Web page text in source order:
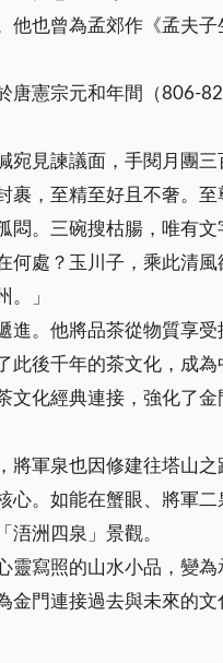
也曾為孟郊作《孟夫
憲宗元和年間（806-
見諫議面，手閱月團
，至精至好且不奢。
。三碗搜枯腸，唯有
處？玉川子，乘此清
。」
。他將品茶從物質享
後千年的茶文化，成為
化經典連接，強化了
軍泉也因修建往塔山
。如能在蟹眼、將軍
洲四泉」景觀。
寫照的山水小品，變
門連接過去與未來的